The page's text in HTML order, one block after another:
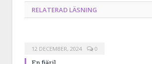
RELATERAD LÄSNING
12 DECEMBER, 2024 0